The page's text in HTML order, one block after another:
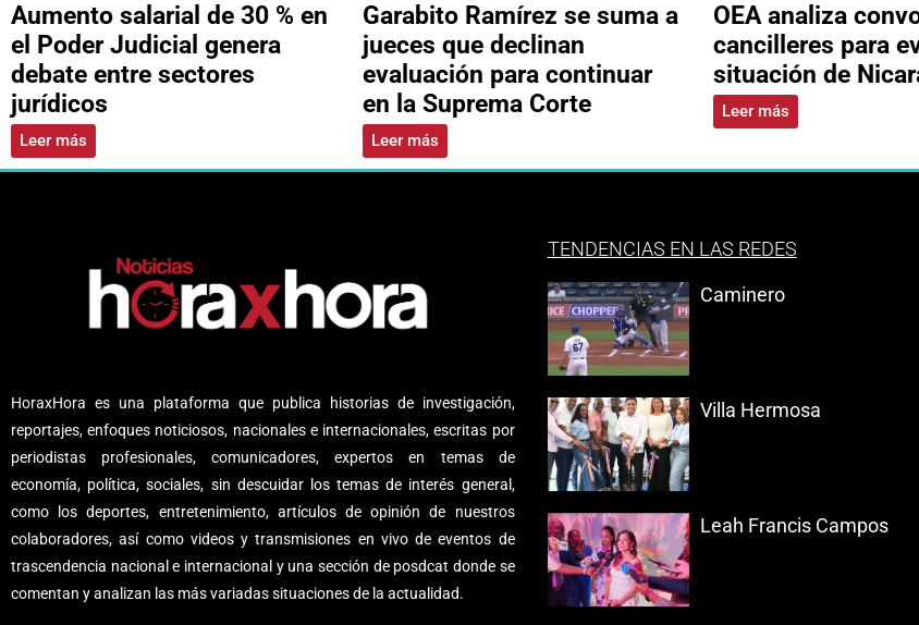
Aumento salarial de 30 % en
el Poder Judicial genera
debate entre sectores
jurídicos
Leer más
Garabito Ramírez se suma a
jueces que declinan
evaluación para continuar
en la Suprema Corte
Leer más
OEA analiza
cancilleres para
situación de
Leer más
HoraxHora es una plataforma que publica historias de investigación,
reportajes, enfoques noticiosos, nacionales e internacionales, escritas por
periodistas profesionales, comunicadores, expertos en temas de
economía, política, sociales, sin descuidar los temas de interés general,
como los deportes, entretenimiento, artículos de opinión de nuestros
colaboradores, así como videos y transmisiones en vivo de eventos de
trascendencia nacional e internacional y una sección de posdcat donde se
comentan y analizan las más variadas situaciones de la actualidad.
TENDENCIAS EN LAS REDES
Caminero
Villa Hermosa
Leah Francis Campos